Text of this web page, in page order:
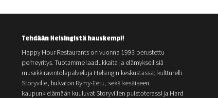
Tehdään Helsingistä hauskempi!
Happy Hour Restaurants on vuonna 1993 perustettu
perheyritys. Tuotamme laadukkaita ja elämyksellisiä
musiikkiravintolapalveluja Helsingin keskustassa; kultturelli
Storyville, hulvaton Rymy-Eetu, sekä kesäiseen
kaupunkielämään kuuluvat Storyvillen puistoterassi ja Hard